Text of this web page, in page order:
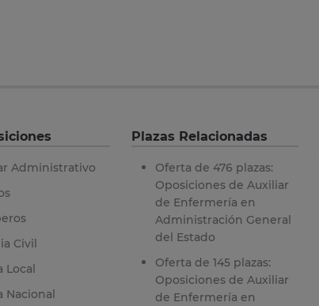
Administrativo
Civil
Local
Nacional
Plazas Relacionadas
Oferta de 476 plazas:
Oposiciones de Auxiliar
de Enfermería en
Administración General
del Estado
Oferta de 145 plazas:
Oposiciones de Auxiliar
de Enfermería en